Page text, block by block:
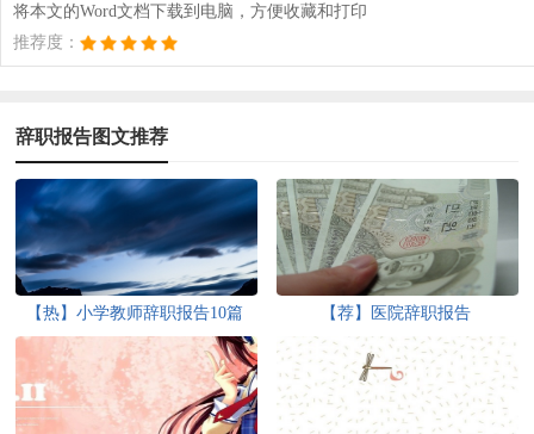
将本文的Word文档下载到电脑，方便收藏和打印
推荐度：
辞职报告图文推荐
【热】小学教师辞职报告10篇 【荐】医院辞职报告